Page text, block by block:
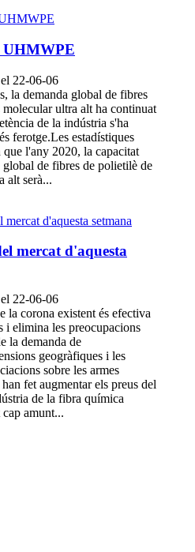
UHMWPE
22-06-06
la demanda global de fibres
ultra alt ha continuat
de la indústria s'ha
ferotge.Les estadístiques
que l'any 2020, la capacitat
de fibres de polietilè de
alt serà...
mercat d'aquesta
22-06-06
la corona existent és efectiva
i elimina les preocupacions
la demanda de
geogràfiques i les
sobre les armes
fet augmentar els preus del
de la fibra química
amunt...